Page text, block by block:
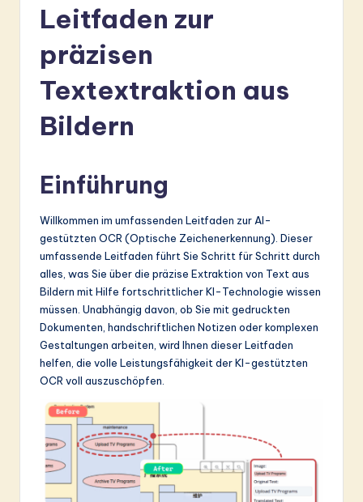
m
in
A
Leitfaden zur
präzisen
Textextraktion aus
Bildern
Einführung
Willkommen im umfassenden Leitfaden zur AI-
gestützten OCR (Optische Zeichenerkennung). Dieser
umfassende Leitfaden führt Sie Schritt für Schritt durch
alles, was Sie über die präzise Extraktion von Text aus
Bildern mit Hilfe fortschrittlicher KI-Technologie wissen
müssen. Unabhängig davon, ob Sie mit gedruckten
Dokumenten, handschriftlichen Notizen oder komplexen
Gestaltungen arbeiten, wird Ihnen dieser Leitfaden
helfen, die volle Leistungsfähigkeit der KI-gestützten
OCR voll auszuschöpfen.